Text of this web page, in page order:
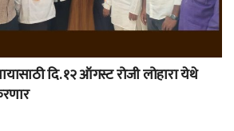
दि. १२ ऑगस्ट रोजी लोहारा येथे